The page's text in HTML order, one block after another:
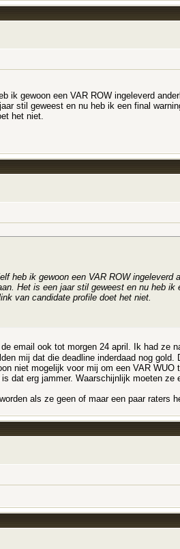
ik gewoon een VAR ROW ingeleverd
stil geweest en nu heb ik een final
het niet.
heb ik gewoon een VAR ROW
Het is een jaar stil geweest en nu heb
van candidate profile doet het niet.
de email ook tot morgen 24 april. Ik had
mij dat die deadline inderdaad nog
niet mogelijk voor mij om een VAR
dat erg jammer. Waarschijnlijk moeten
als ze geen of maar een paar raters